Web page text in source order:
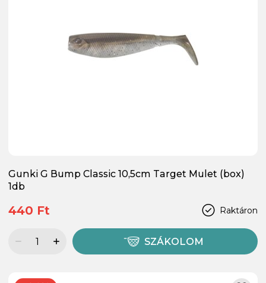
Gunki G Bump Classic 10,5cm Target Mulet (box)
1db
Raktáron
440 Ft
SZÁKOLOM